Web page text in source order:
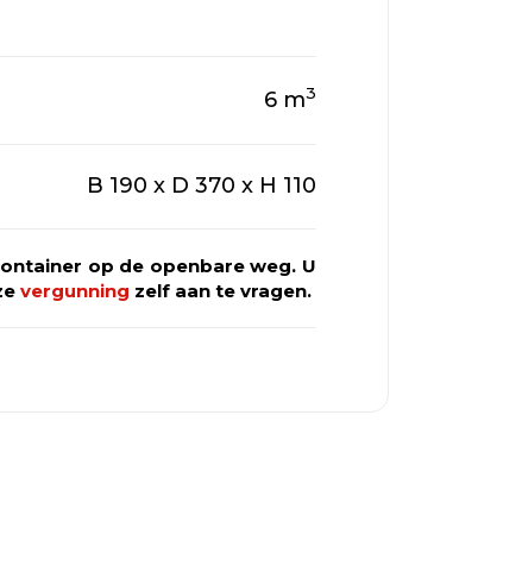
6 m3
B 190 x D 370 x H 110
op de openbare weg. U
vergunning zelf aan te vragen.